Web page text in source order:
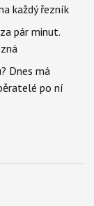
každý řezník
pár minut.
Dnes má
po ní